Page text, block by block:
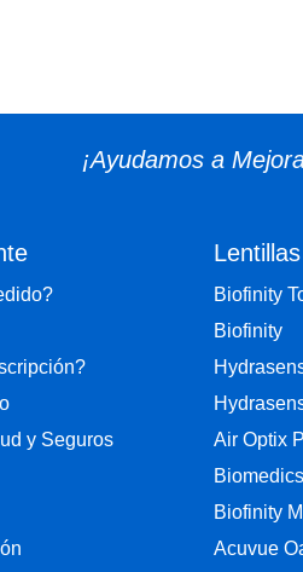
¡Ayudamos a
y Seguros
Lentillas
Biofinity
Biofinity
Air Optix
Biofinity
Acuvue